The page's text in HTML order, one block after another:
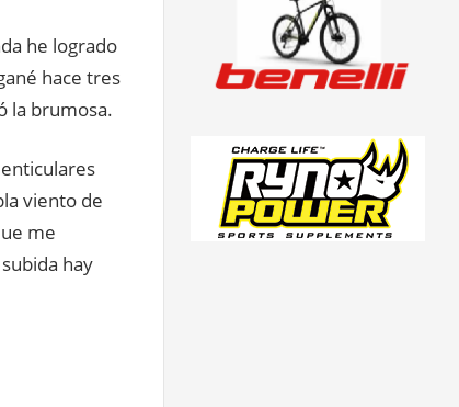
he logrado
hace tres
la brumosa.
viento de
me
hay